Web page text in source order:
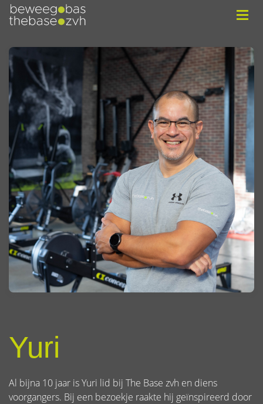
Yuri
Al bijna 10 jaar is Yuri lid bij The Base zvh en diens
voorgangers. Bij een bezoekje raakte hij geïnspireerd door